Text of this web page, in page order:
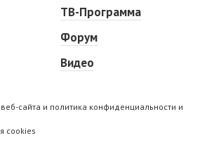
ТВ-Программа
Форум
Видео
сайта и политика конфиденциальности и
cookies